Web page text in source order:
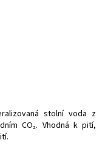
stolní voda z
CO₂. Vhodná k pití,